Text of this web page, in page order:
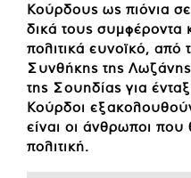
Κούρδους ως πιόνια σε
δικά τους συμφέροντα
πολιτικά ευνοϊκό, από
Συνθήκης της
της Σουηδίας για
Κούρδοι
είναι οι άνθρωποι που
πολιτική.